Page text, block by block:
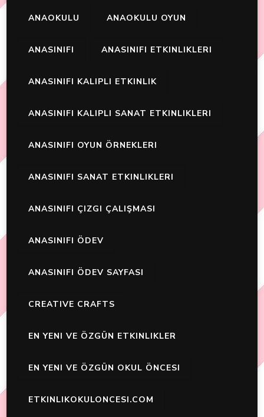
ANAOKULU ANAOKULU OYUN
ANASINIFI ANASINIFI ETKINLIKLERI
ANASINIFI KALIPLI ETKINLIK
ANASINIFI KALIPLI SANAT ETKINLIKLERI
ANASINIFI OYUN ÖRNEKLERI
ANASINIFI SANAT ETKINLIKLERI
ANASINIFI ÇIZGI ÇALIŞMASI
ANASINIFI ÖDEV
ANASINIFI ÖDEV SAYFASI
CREATIVE CRAFTS
EN YENI VE ÖZGÜN ETKINLIKLER
EN YENI VE ÖZGÜN OKUL ÖNCESI
ETKINLIKOKULONCESI.COM